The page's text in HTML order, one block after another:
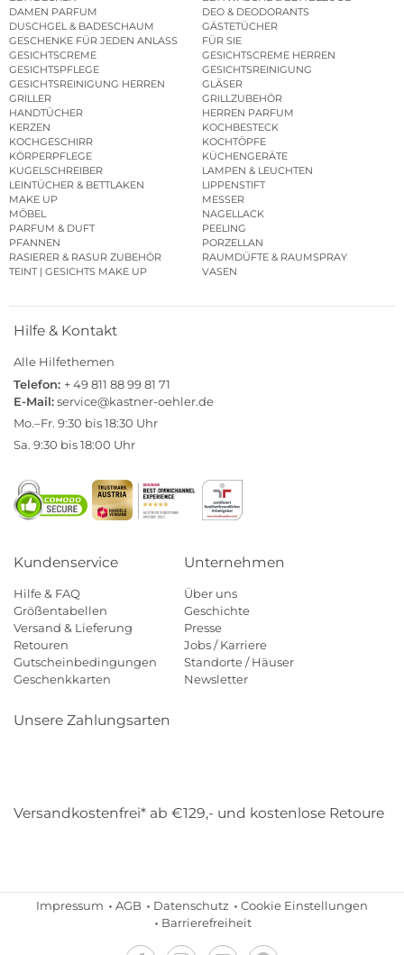
DAMEN PARFUM
DEO & DEODORANTS
DUSCHGEL & BADESCHAUM
GÄSTETÜCHER
GESCHENKE FÜR JEDEN ANLASS
FÜR SIE
GESICHTSCREME
GESICHTSCREME HERREN
GESICHTSPFLEGE
GESICHTSREINIGUNG
GESICHTSREINIGUNG HERREN
GLÄSER
GRILLER
GRILLZUBEHÖR
HANDTÜCHER
HERREN PARFUM
KERZEN
KOCHBESTECK
KOCHGESCHIRR
KOCHTÖPFE
KÖRPERPFLEGE
KÜCHENGERÄTE
KUGELSCHREIBER
LAMPEN & LEUCHTEN
LEINTÜCHER & BETTLAKEN
LIPPENSTIFT
MAKE UP
MESSER
MÖBEL
NAGELLACK
PARFUM & DUFT
PEELING
PFANNEN
PORZELLAN
RASIERER & RASUR ZUBEHÖR
RAUMDÜFTE & RAUMSPRAY
TEINT | GESICHTS MAKE UP
VASEN
Hilfe & Kontakt
Alle Hilfethemen
Telefon: + 49 811 88 99 81 71
E-Mail:service@kastner-oehler.de
Mo.–Fr. 9:30 bis 18:30 Uhr
Sa. 9:30 bis 18:00 Uhr
Kundenservice
Hilfe & FAQ
Größentabellen
Versand & Lieferung
Retouren
Gutscheinbedingungen
Geschenkkarten
Unternehmen
Über uns
Geschichte
Presse
Jobs / Karriere
Standorte / Häuser
Newsletter
Unsere Zahlungsarten
Versandkostenfrei* ab €129,- und kostenlose Retoure
Impressum AGB Datenschutz
Cookie Einstellungen
Barrierefreiheit